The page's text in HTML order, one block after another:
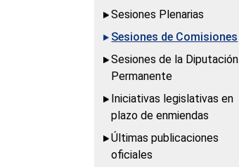
Sesiones Plenarias
Sesiones de Comisiones
Sesiones de la Diputación
Permanente
Iniciativas legislativas en
plazo de enmiendas
Últimas publicaciones
oficiales